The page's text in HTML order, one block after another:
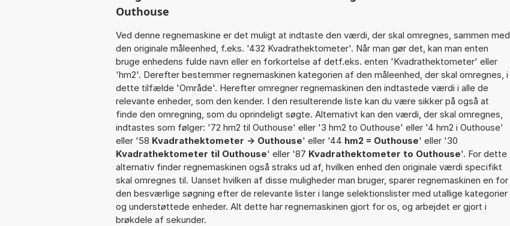
Outhouse
Ved denne regnemaskine er det muligt at indtaste den værdi, der skal omregnes, sammen med
den originale måleenhed, f.eks. '432 Kvadrathektometer'. Når man gør det, kan man enten
bruge enhedens fulde navn eller en forkortelse af detf.eks. enten 'Kvadrathektometer' eller
'hm2'. Derefter bestemmer regnemaskinen kategorien af den måleenhed, der skal omregnes, i
dette tilfælde 'Område'. Herefter omregner regnemaskinen den indtastede værdi i alle de
relevante enheder, som den kender. I den resulterende liste kan du være sikker på også at
finde den omregning, som du oprindeligt søgte. Alternativt kan den værdi, der skal omregnes,
indtastes som følger: '72 hm2 til Outhouse' eller '3 hm2 to Outhouse' eller '4 hm2 i Outhouse'
eller '58 Kvadrathektometer -> Outhouse' eller '44 hm2 = Outhouse' eller '30
Kvadrathektometer til Outhouse' eller '87 Kvadrathektometer to Outhouse'. For dette
alternativ finder regnemaskinen også straks ud af, hvilken enhed den originale værdi specifikt
skal omregnes til. Uanset hvilken af disse muligheder man bruger, sparer regnemaskinen en for
den besværlige søgning efter de relevante lister i lange selektionslister med utallige kategorier
og understøttede enheder. Alt dette har regnemaskinen gjort for os, og arbejdet er gjort i
brøkdele af sekunder.